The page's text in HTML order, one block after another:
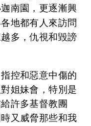
南園，更逐漸興
地都有人來訪問
多，仇視和毀謗
控和惡意中傷的
姐妹會，特別是
許多基督教團
又威脅那些和我